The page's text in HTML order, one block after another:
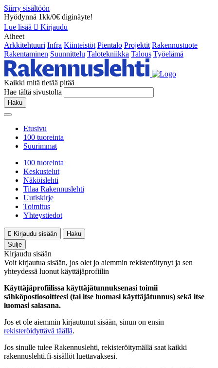
Siirry sisältöön
Hyödynnä 1kk/0€ diginäyte!
Lue lisää
Kirjaudu
Aiheet
Arkkitehtuuri Infra Kiinteistöt Pientalo Projektit Rakennustuote
Rakentaminen Suunnittelu Talotekniikka Talous Työelämä
Kaikki mitä tietää pitää
Hae tältä sivustolta
Haku
Etusivu
100 tuoreinta
Suurimmat
100 tuoreinta
Keskustelut
Näköislehti
Tilaa Rakennuslehti
Uutiskirje
Toimitus
Yhteystiedot
Kirjaudu sisään
Haku
Sulje
Kirjaudu sisään
Voit kirjautua sisään, jos olet jo aiemmin rekisteröitynyt ja sen
yhteydessä luonut käyttäjäprofiilin
Käyttäjäprofiilissa käyttäjätunnuksenasi toimii
sähköpostiosoitteesi (tai itse luomasi käyttäjätunnus) sekä itse
luomasi salasana.
Jos et ole aiemmin kirjautunut sisään, sinun on ensin
rekisteröidyttävä täällä.
Jos sinulle tulee Rakennuslehti, rekisteröitymällä saat kaikki
rakennuslehti.fi-sisällöt luettavaksesi.